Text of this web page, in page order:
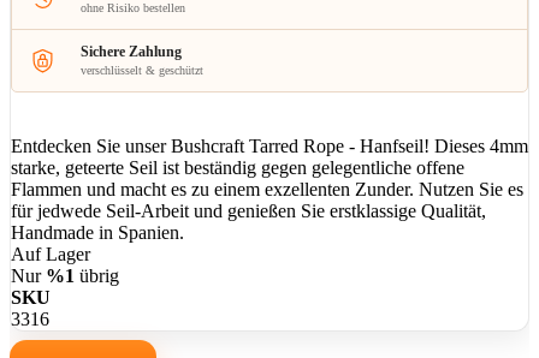
ohne Risiko bestellen
Sichere Zahlung
verschlüsselt & geschützt
Entdecken Sie unser Bushcraft Tarred Rope - Hanfseil! Dieses 4mm
starke, geteerte Seil ist beständig gegen gelegentliche offene
Flammen und macht es zu einem exzellenten Zunder. Nutzen Sie es
für jedwede Seil-Arbeit und genießen Sie erstklassige Qualität,
Handmade in Spanien.
Auf Lager
Nur %1 übrig
SKU
3316